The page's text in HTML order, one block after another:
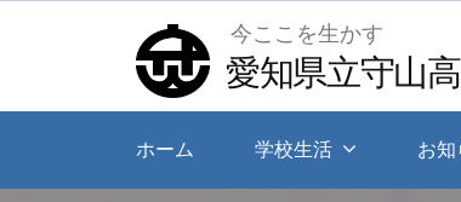
今ここを生かす
愛知県立守山
ホーム 学校生活 お知